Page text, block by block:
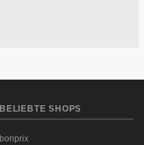
BELIEBTE SHOPS
bonprix